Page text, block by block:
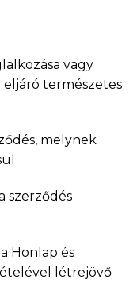
vagy
természetes
melynek
szerződés
Honlap és
létrejövő